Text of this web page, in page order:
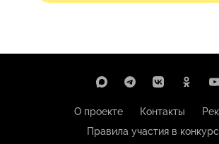
О проекте Контакты
Правила участия в